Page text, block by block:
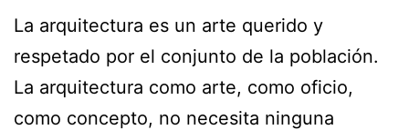
La arquitectura es un arte querido y
respetado por el conjunto de la población.
La arquitectura como arte, como oficio,
como concepto, no necesita ninguna